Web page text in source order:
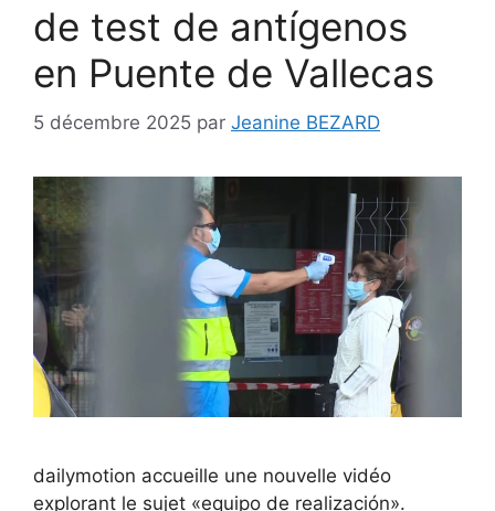
de test de antígenos
en Puente de Vallecas
5 décembre 2025 par Jeanine BEZARD
dailymotion accueille une nouvelle vidéo
explorant le sujet «equipo de realización».